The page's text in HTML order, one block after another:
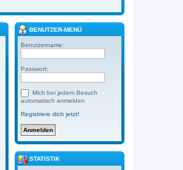
BENUTZER-MENÜ
Benutzername:
Passwort:
Mich bei jedem Besuch
automatisch anmelden
Registriere dich jetzt!
STATISTIK